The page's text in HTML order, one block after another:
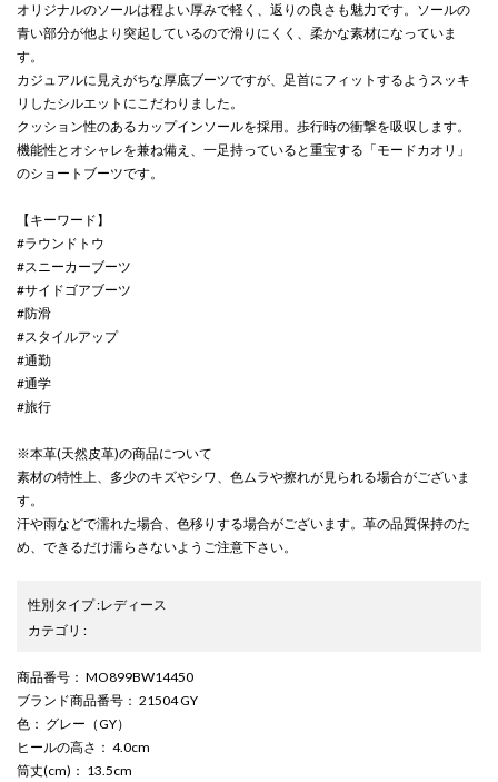
オリジナルのソールは程よい厚みで軽く、返りの良さも魅力です。ソールの
青い部分が他より突起しているので滑りにくく、柔かな素材になっていま
す。
カジュアルに見えがちな厚底ブーツですが、足首にフィットするようスッキ
リしたシルエットにこだわりました。
クッション性のあるカップインソールを採用。歩行時の衝撃を吸収します。
機能性とオシャレを兼ね備え、一足持っていると重宝する「モードカオリ」
のショートブーツです。
【キーワード】
#ラウンドトウ
#スニーカーブーツ
#サイドゴアブーツ
#防滑
#スタイルアップ
#通勤
#通学
#旅行
※本革(天然皮革)の商品について
素材の特性上、多少のキズやシワ、色ムラや擦れが見られる場合がございま
す。
汗や雨などで濡れた場合、色移りする場合がございます。革の品質保持のた
め、できるだけ濡らさないようご注意下さい。
性別タイプ:レディース
カテゴリ :
商品番号 ： MO899BW14450
ブランド商品番号 ： 21504 GY
色 ： グレー（GY）
ヒールの高さ ： 4.0cm
筒丈(cm) ： 13.5cm